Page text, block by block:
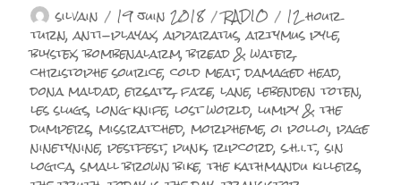
Auteur
silvain Publié
le
19 juin 2018 Catégories
RADIO Étiquettes
12 hour
turn,anti-playax,apparatus,artymus pyle,
blystex,bombenalarm,bread & water,
christophe sourice,cold meat,damaged head,
dona maldad,ersatz,faze,lane,lebenden toten,
les slugs,long knife,lost world,lumpy & the
dumpers,missratched,morpheme,oi polloi,page
ninetynine,pestfest,punk,ripcord,s.h.i.t.,sin
logica,small brown bike,the kathmandu killers,